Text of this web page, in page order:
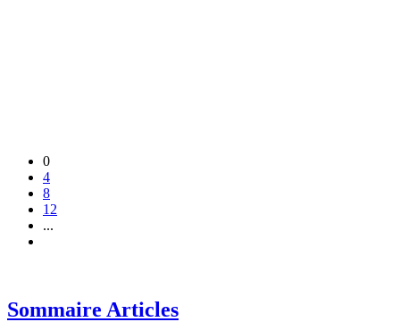
0
4
8
12
...
Sommaire Articles